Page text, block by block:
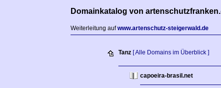
Domainkatalog von
Weiterleitung aufwww.artenschutz-steigerwald.de
Tanz [ Alle Domains im Überblick ]
capoeira-brasil.net